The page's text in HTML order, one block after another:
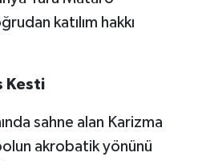
katılım hakkı
Kesti
sahne alan Karizma
akrobatik yönünü